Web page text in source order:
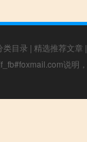
类目录 | 精选推荐文章 |
说明